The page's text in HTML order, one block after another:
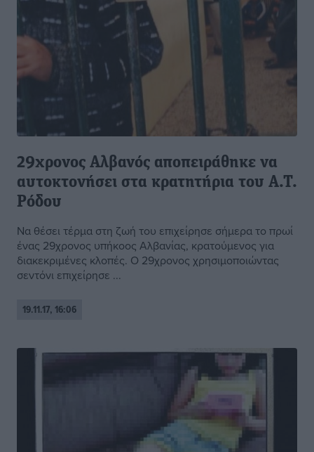
29χρονος Αλβανός αποπειράθηκε να
αυτοκτονήσει στα κρατητήρια του Α.Τ.
Ρόδου
Να θέσει τέρμα στη ζωή του επιχείρησε σήμερα το πρωί
ένας 29χρονος υπήκοος Αλβανίας, κρατούμενος για
διακεκριμένες κλοπές. Ο 29χρονος χρησιμοποιώντας
σεντόνι επιχείρησε ...
19.11.17, 16:06